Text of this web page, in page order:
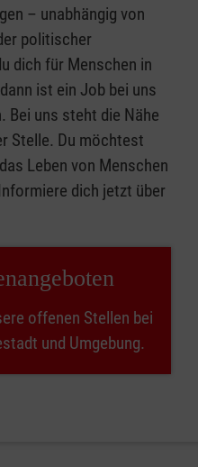
– unabhängig von
politischer
dich für Menschen in
ist ein Job bei uns
Bei uns steht die Nähe
Stelle. Du möchtest
Leben von Menschen
dich jetzt über
offenen Stellen bei
und Umgebung.